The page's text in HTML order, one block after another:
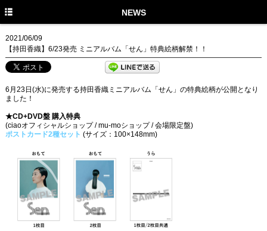
NEWS
2021/06/09
【持田香織】6/23発売 ミニアルバム「せん」特典絵柄解禁！！
6月23日(水)に発売する持田香織ミニアルバム「せん」の特典絵柄が公開となり
ました！
★CD+DVD盤 購入特典
(ciaoオフィシャルショップ / mu-moショップ / 会場限定盤)
ポストカード2種セット (サイズ：100×148mm)
NEWS
MEDIA
DISCOGRAPHY
GOODS
もかのま
PHOTO GALLERY